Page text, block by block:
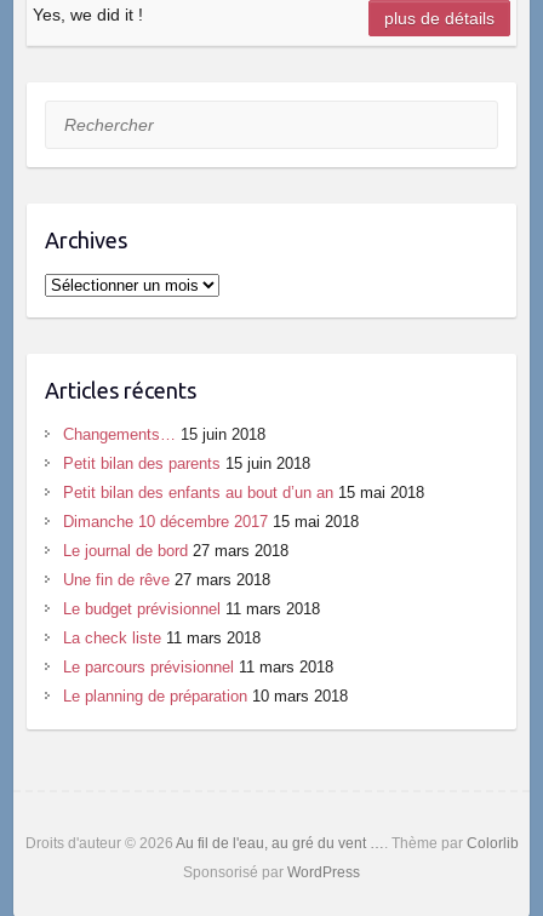
Yes, we did it ! plus de détails
Rechercher
Archives
Archives
Articles récents
Changements…
15 juin 2018
Petit bilan des parents 15 juin 2018
Petit bilan des enfants au bout d’un an 15 mai 2018
Dimanche 10 décembre 2017 15 mai 2018
Le journal de bord 27 mars 2018
Une fin de rêve 27 mars 2018
Le budget prévisionnel 11 mars 2018
La check liste 11 mars 2018
Le parcours prévisionnel 11 mars 2018
Le planning de préparation 10 mars 2018
Droits d'auteur © 2026 Au fil de l'eau, au gré du vent … . Thème par Colorlib
Sponsorisé par WordPress